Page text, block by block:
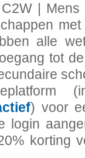
|
alle
tot
) voor
login
korting